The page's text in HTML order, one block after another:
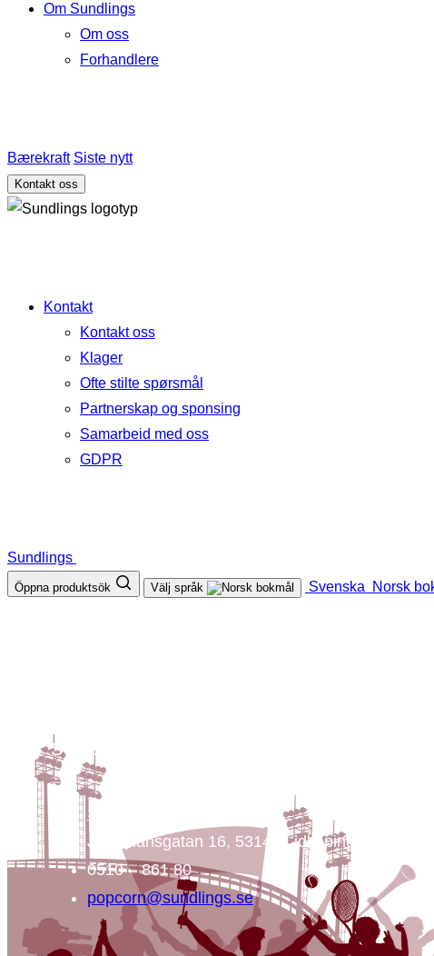
Om Sundlings
Om oss
Forhandlere
Bærekraft Siste nytt
Kontakt oss
Kontakt
Kontakt oss
Klager
Ofte stilte spørsmål
Partnerskap og sponsing
Samarbeid med oss
GDPR
Sundlings
Öppna produktsök Välj språk Svenska Norsk
SUNDLINGS
Sundlings Sverige AB
Jungmansgatan 16, 53140 Lidköping Sverige
0510 – 861 80
popcorn@sundlings.se